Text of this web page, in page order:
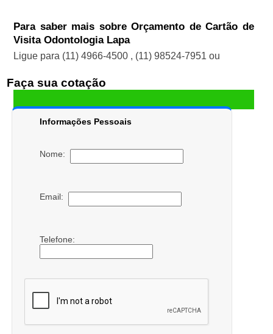
Para saber mais sobre Orçamento de Cartão de
Visita Odontologia Lapa
Ligue para (11) 4966-4500 , (11) 98524-7951 ou
Faça sua cotação
Informações Pessoais
Nome:
Email:
Telefone: